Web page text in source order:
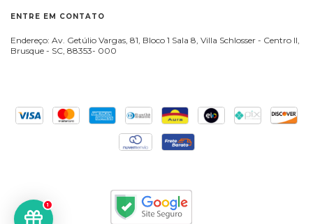
1
ENTRE EM CONTATO
Endereço: Av. Getúlio Vargas, 81, Bloco 1 Sala 8, Villa Schlosser - Centro II,
Brusque - SC, 88353- 000